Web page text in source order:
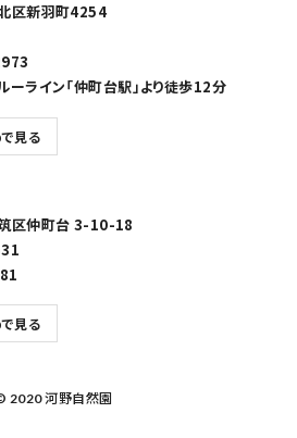
区新羽町4254
ライン「仲町台駅」より徒歩12分
見る
区仲町台 3-10-18
見る
2020 河野自然園